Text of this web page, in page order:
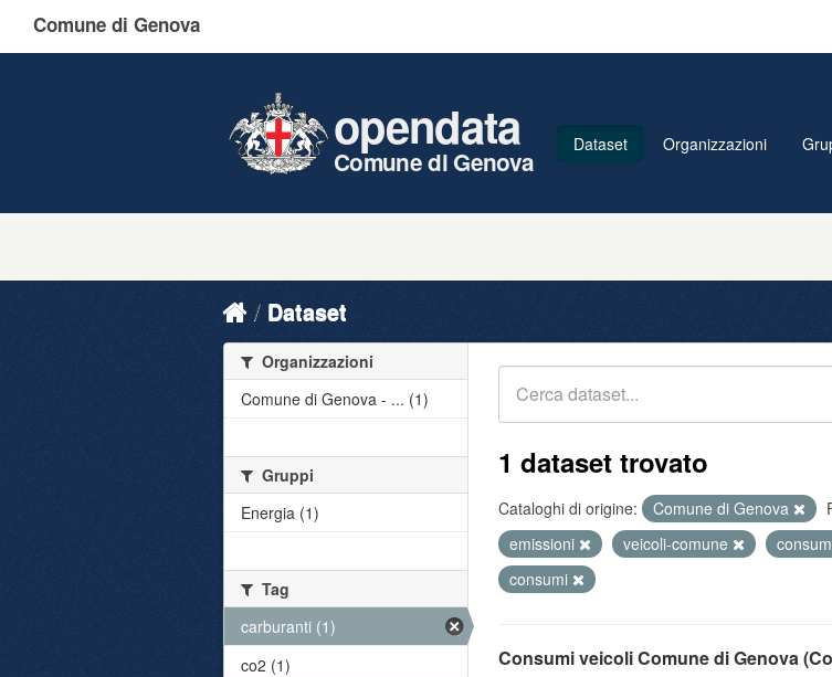
Comune di Genova
opendata
Comune di Genova
Dataset Organizzazioni
Dataset
1 dataset trovato
Cataloghi di origine: Comune di Genova
emissioni
veicoli-comune
consumi
Consumi veicoli Comune di Genova
Organizzazioni
Comune di Genova - ... (1)
Gruppi
Energia (1)
Tag
carburanti (1)
co2 (1)